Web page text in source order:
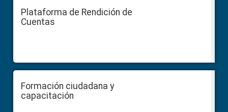
Plataforma de Rendición de
Cuentas
Formación ciudadana y
capacitación